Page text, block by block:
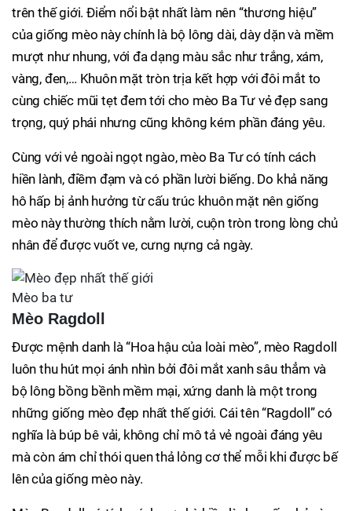
trên thế giới. Điểm nổi bật nhất làm nên “thương hiệu”
của giống mèo này chính là bộ lông dài, dày dặn và mềm
mượt như nhung, với đa dạng màu sắc như trắng, xám,
vàng, đen,… Khuôn mặt tròn trịa kết hợp với đôi mắt to
cùng chiếc mũi tẹt đem tới cho mèo Ba Tư vẻ đẹp sang
trọng, quý phái nhưng cũng không kém phần đáng yêu.
Cùng với vẻ ngoài ngọt ngào, mèo Ba Tư có tính cách
hiền lành, điềm đạm và có phần lười biếng. Do khả năng
hô hấp bị ảnh hưởng từ cấu trúc khuôn mặt nên giống
mèo này thường thích nằm lười, cuộn tròn trong lòng chủ
nhân để được vuốt ve, cưng nựng cả ngày.
Mèo ba tư
Mèo Ragdoll
Được mệnh danh là “Hoa hậu của loài mèo”, mèo Ragdoll
luôn thu hút mọi ánh nhìn bởi đôi mắt xanh sâu thẳm và
bộ lông bồng bềnh mềm mại, xứng danh là một trong
những giống mèo đẹp nhất thế giới. Cái tên “Ragdoll” có
nghĩa là búp bê vải, không chỉ mô tả vẻ ngoài đáng yêu
mà còn ám chỉ thói quen thả lỏng cơ thể mỗi khi được bế
lên của giống mèo này.